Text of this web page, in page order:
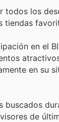
los
tiendas
en el
en su
buscados
de